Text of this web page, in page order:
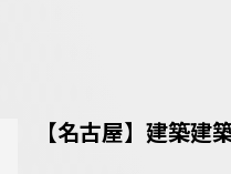
【名古屋】建築建